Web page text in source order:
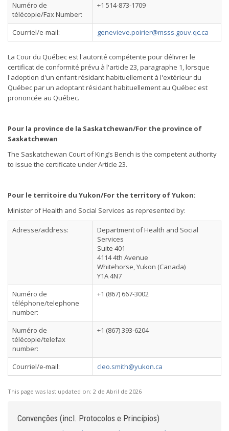
Numéro de
télécopie/Fax Number:
+1 514-873-1709
Courriel/e-mail: genevieve.poirier@msss.gouv.qc.ca
La Cour du Québec est l'autorité compétente pour délivrer le
certificat de conformité prévu à l'article 23, paragraphe 1, lorsque
l'adoption d'un enfant résidant habituellement à l'extérieur du
Québec par un adoptant résidant habituellement au Québec est
prononcée au Québec.
Pour la province de la Saskatchewan/For the province of
Saskatchewan
The Saskatchewan Court of King’s Bench is the competent authority
to issue the certificate under Article 23.
Pour le territoire du Yukon/For the territory of Yukon:
Minister of Health and Social Services as represented by:
Adresse/address:
Department of Health and Social
Services
Suite 401
4114 4th Avenue
Whitehorse, Yukon (Canada)
Y1A 4N7
Numéro de
téléphone/telephone
number:
+1 (867) 667-3002
Numéro de
télécopie/telefax
number:
+1 (867) 393-6204
Courriel/e-mail: cleo.smith@yukon.ca
This page was last updated on: 2 de Abril de 2026
Convenções (incl. Protocolos e Princípios)